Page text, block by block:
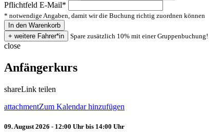
Pflichtfeld E-Mail*
* notwendige Angaben, damit wir die Buchung richtig zuordnen können
Spare zusätzlich 10% mit einer Gruppenbuchung!
close
Anfängerkurs
shareLink teilen
attachmentZum Kalendar hinzufügen
09. August 2026 - 12:00 Uhr bis 14:00 Uhr